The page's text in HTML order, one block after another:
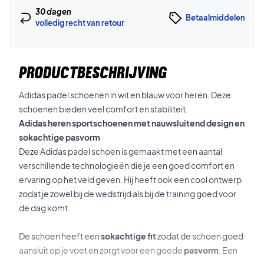
30 dagen
volledig recht van retour
Betaalmiddelen
PRODUCTBESCHRIJVING
Adidas padel schoenen in wit en blauw voor heren. Deze
schoenen bieden veel comfort en stabiliteit.
Adidas heren sportschoenen met nauwsluitend design en
sokachtige pasvorm
Deze Adidas padel schoen is gemaakt met een aantal
verschillende technologieën die je een goed comfort en
ervaring op het veld geven. Hij heeft ook een cool ontwerp
zodat je zowel bij de wedstrijd als bij de training goed voor
de dag komt.
De schoen heeft eensokachtige fitzodat de schoen goed
aansluit op je voet en zorgt voor een goede pasvorm . Een